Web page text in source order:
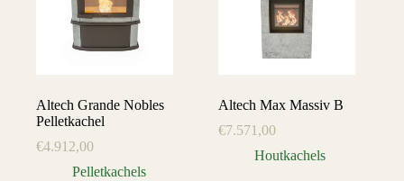
Altech Grande Nobles
Pelletkachel
€4.912,00
Pelletkachels
Altech Max Massiv B
€7.571,00
Houtkachels